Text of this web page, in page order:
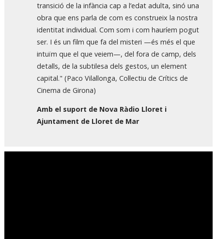
transició de la infància cap a l’edat adulta, sinó una
obra que ens parla de com es construeix la nostra
identitat individual. Com som i com hauríem pogut
ser. I és un film que fa del misteri —és més el que
intuïm que el que veiem—, del fora de camp, dels
detalls, de la subtilesa dels gestos, un element
capital." (Paco Vilallonga, Col·lectiu de Crítics de
Cinema de Girona)
Amb el suport de Nova Ràdio Lloret i
Ajuntament de Lloret de Mar